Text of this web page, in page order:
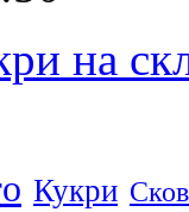
на
Кукри